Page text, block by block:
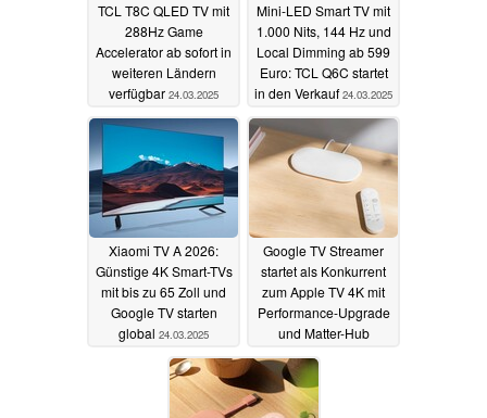
TCL T8C QLED TV mit
288Hz Game
Accelerator ab sofort in
weiteren Ländern
verfügbar 24.03.2025
Mini-LED Smart TV mit
1.000 Nits, 144 Hz und
Local Dimming ab 599
Euro: TCL Q6C startet
in den Verkauf 24.03.2025
Xiaomi TV A 2026:
Günstige 4K Smart-TVs
mit bis zu 65 Zoll und
Google TV starten
global 24.03.2025
Google TV Streamer
startet als Konkurrent
zum Apple TV 4K mit
Performance-Upgrade
und Matter-Hub
06.08.2024